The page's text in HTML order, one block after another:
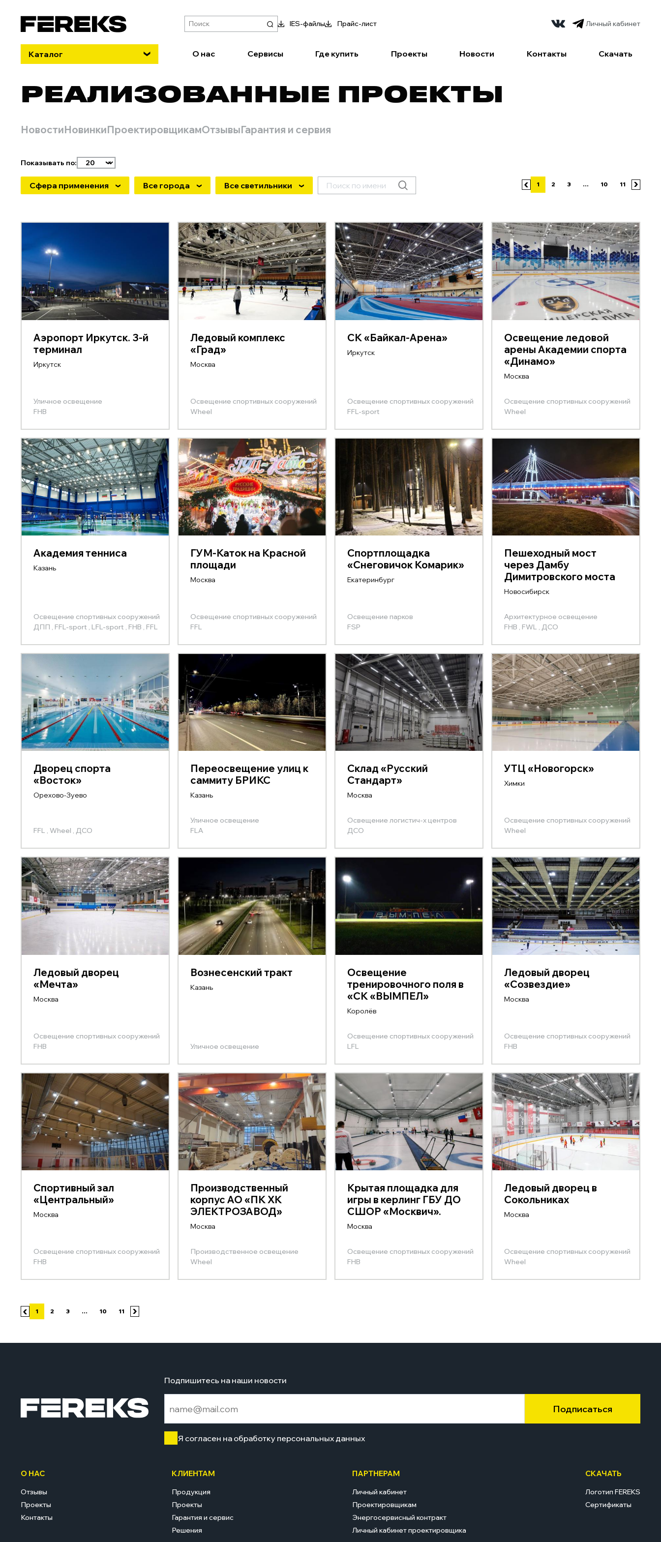
Каталог
IES-файлы Прайс-лист Личный кабинет
О нас Сервисы Где купить Проекты Новости Контакты Скачать
РЕАЛИЗОВАННЫЕ ПРОЕКТЫ
НовостиНовинкиПроектировщикамОтзывыГарантия и сервия
Показывать по:
Сфера применения Все города Все светильники 1 2 3 ... 10 11
Аэропорт Иркутск. 3-й
терминал
Иркутск
Уличное освещение
FHB
Ледовый комплекс
«Град»
Москва
Освещение спортивных сооружений
Wheel
СК «Байкал-Арена»
Иркутск
Освещение спортивных сооружений
FFL-sport
Освещение ледовой
арены Академии спорта
«Динамо»
Москва
Освещение спортивных сооружений
Wheel
Академия тенниса
Казань
Освещение спортивных сооружений
ДПП , FFL-sport , LFL-sport , FHB , FFL
ГУМ-Каток на Красной
площади
Москва
Освещение спортивных сооружений
FFL
Cпортплощадка
«Снеговичок Комарик»
Екатеринбург
Освещение парков
FSP
Пешеходный мост
через Дамбу
Димитровского моста
Новосибирск
Архитектурное освещение
FHB , FWL , ДСО
Дворец спорта
«Восток»
Орехово-Зуево
FFL , Wheel , ДСО
Переосвещение улиц к
саммиту БРИКС
Казань
Уличное освещение
FLA
Склад «Русский
Стандарт»
Москва
Освещение логистич-х центров
ДСО
УТЦ «Новогорск»
Химки
Освещение спортивных сооружений
Wheel
Ледовый дворец
«Мечта»
Москва
Освещение спортивных сооружений
FHB
Вознесенский тракт
Казань
Уличное освещение
Освещение
тренировочного поля в
«СК «ВЫМПЕЛ»
Королёв
Освещение спортивных сооружений
LFL
Ледовый дворец
«Созвездие»
Москва
Освещение спортивных сооружений
FHB
Спортивный зал
«Центральный»
Москва
Освещение спортивных сооружений
FHB
Производственный
корпус АО «ПК ХК
ЭЛЕКТРОЗАВОД»
Москва
Производственное освещение
Wheel
Крытая площадка для
игры в керлинг ГБУ ДО
СШОР «Москвич».
Москва
Освещение спортивных сооружений
FHB
Ледовый дворец в
Сокольниках
Москва
Освещение спортивных сооружений
Wheel
1 2 3 ... 10 11
Подпишитесь на наши новости
Я согласен на обработку персональных данных
Подписаться
О НАС
Отзывы
Проекты
Контакты
КЛИЕНТАМ
Продукция
Проекты
Гарантия и сервис
Решения
ПАРТНЕРАМ
Личный кабинет
Проектировщикам
Энергосервисный контракт
Личный кабинет проектировщика
СКАЧАТЬ
Логотип FEREKS
Сертификаты